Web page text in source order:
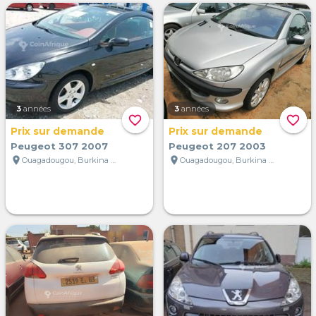
favorite_border
3 années
Prix sur demande
Peugeot 307 2007
location_on
Ouagadougou, Burkina Faso
favorite_border
3 années
Prix sur demande
Peugeot 207 2003
location_on
Ouagadougou, Burkina Faso